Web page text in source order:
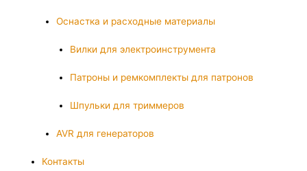
Оснастка и расходные материалы
Вилки для электроинструмента
Патроны и ремкомплекты для патронов
Шпульки для триммеров
AVR для генераторов
Контакты